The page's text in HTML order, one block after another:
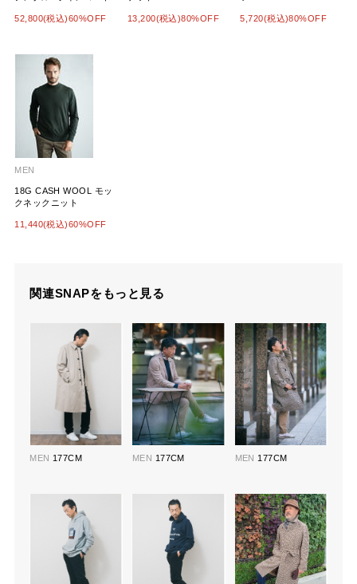
52,800(税込)60%OFF 13,200(税込)80%OFF 5,720(税込)80%OFF
MEN
18G CASH WOOL モッ
クネックニット
11,440(税込)60%OFF
関連SNAPをもっと見る
MEN 177CM MEN 177CM MEN 177CM